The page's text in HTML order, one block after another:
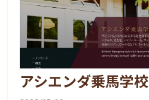
アシエンダ乗馬学校